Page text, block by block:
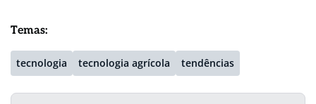
Temas:
tecnologia tecnologia agrícola tendências